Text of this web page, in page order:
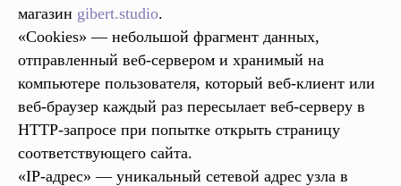
магазин gibert.studio.
«Cookies» — небольшой фрагмент данных,
отправленный веб-сервером и хранимый на
компьютере пользователя, который веб-клиент или
веб-браузер каждый раз пересылает веб-серверу в
HTTP-запросе при попытке открыть страницу
соответствующего сайта.
«IP-адрес» — уникальный сетевой адрес узла в